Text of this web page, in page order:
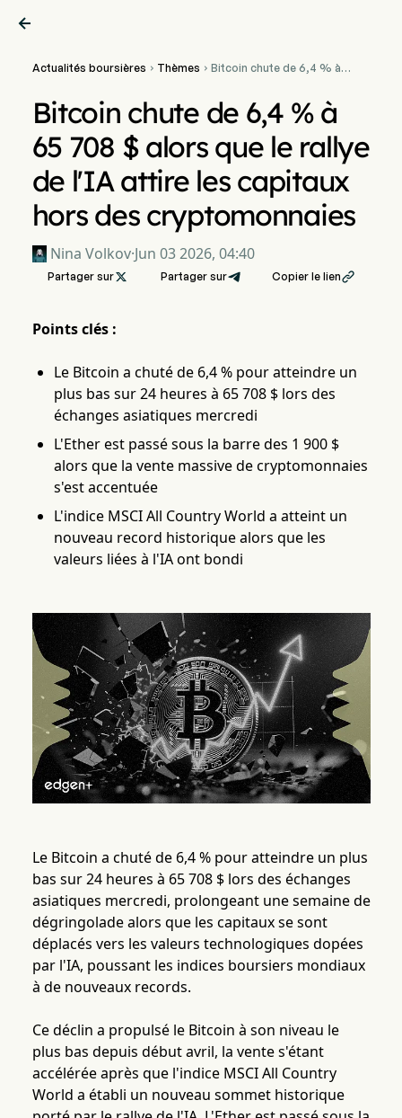

Actualités boursières  Thèmes  Bitcoin chute de 6,4 % à
hors des cryptomonnaies
Bitcoin chute de 6,4 % à
65 708 $ alors que le rallye
de l'IA attire les capitaux
hors des cryptomonnaies
Nina Volkov·Jun 03 2026, 04:40
Partager sur Partager sur Copier le lien
Points clés :
Le Bitcoin a chuté de 6,4 % pour atteindre un
plus bas sur 24 heures à 65 708 $ lors des
échanges asiatiques mercredi
L'Ether est passé sous la barre des 1 900 $
alors que la vente massive de cryptomonnaies
s'est accentuée
L'indice MSCI All Country World a atteint un
nouveau record historique alors que les
valeurs liées à l'IA ont bondi
Le Bitcoin a chuté de 6,4 % pour atteindre un plus
bas sur 24 heures à 65 708 $ lors des échanges
asiatiques mercredi, prolongeant une semaine de
dégringolade alors que les capitaux se sont
déplacés vers les valeurs technologiques dopées
par l'IA, poussant les indices boursiers mondiaux
à de nouveaux records.
Ce déclin a propulsé le Bitcoin à son niveau le
plus bas depuis début avril, la vente s'étant
accélérée après que l'indice MSCI All Country
World a établi un nouveau sommet historique